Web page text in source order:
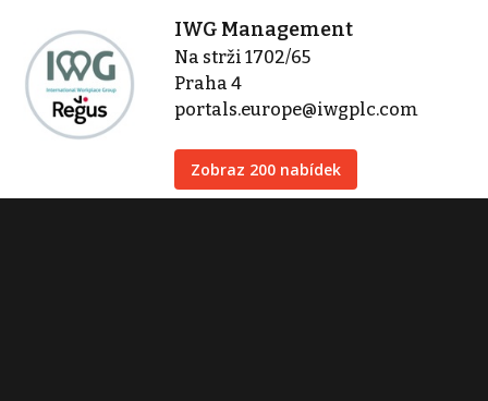
IWG Management
Na strži 1702/65
Praha 4
portals.europe@iwgplc.com
Zobraz 200 nabídek